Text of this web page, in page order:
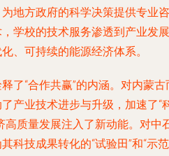
地方政府的科学决策提供专业咨
学校的技术服务渗透到产业发展
、可持续的能源经济体系。
了“合作共赢”的内涵。对内蒙古
产业技术进步与升级，加速了“
高质量发展注入了新动能。对中
科技成果转化的“试验田”和“示范